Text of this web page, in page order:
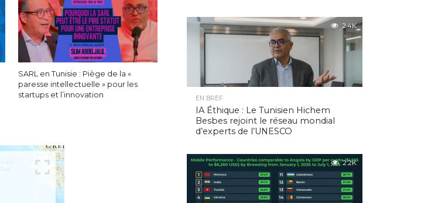
SARL en Tunisie : Piège de la «
paresse intellectuelle » pour les
startups et l’innovation
2.4K
EN BREF
IA Éthique : Le Tunisien Hichem
Besbes rejoint le réseau mondial
d’experts de l’UNESCO
2.2K